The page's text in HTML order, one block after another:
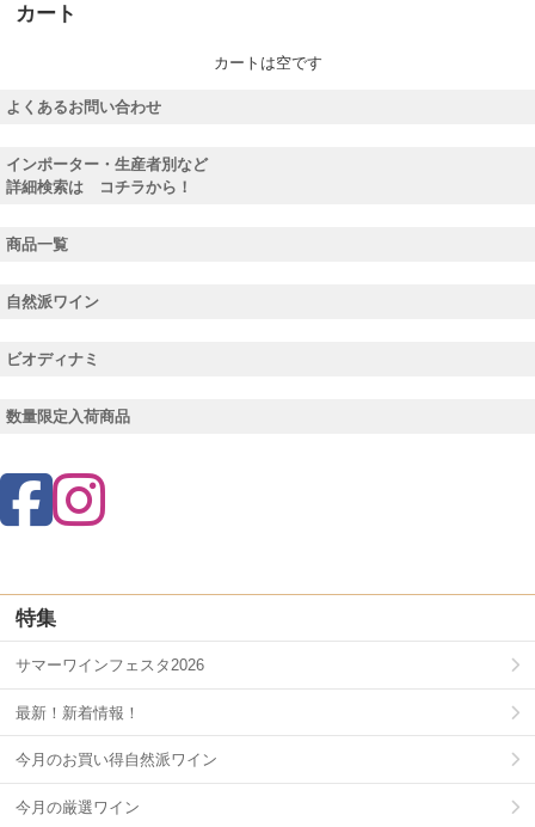
カート
カートは空です
よくあるお問い合わせ
インポーター・生産者別など
詳細検索は コチラから！
商品一覧
自然派ワイン
ビオディナミ
数量限定入荷商品
特集
サマーワインフェスタ2026
最新！新着情報！
今月のお買い得自然派ワイン
今月の厳選ワイン